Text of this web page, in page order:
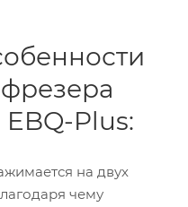
EBQ-Plus:
на двух
чему